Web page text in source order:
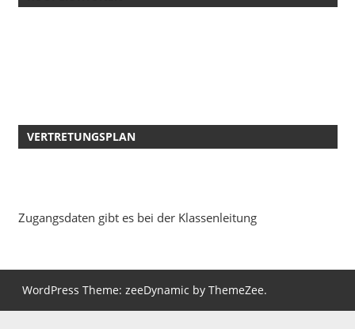
VERTRETUNGSPLAN
Zugangsdaten gibt es bei der Klassenleitung
WordPress Theme: zeeDynamic by ThemeZee.